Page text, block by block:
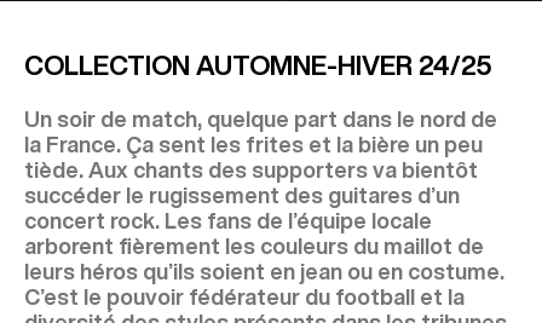
COLLECTION AUTOMNE-HIVER 24/25
Un soir de match, quelque part dans le nord de
la France. Ça sent les frites et la bière un peu
tiède. Aux chants des supporters va bientôt
succéder le rugissement des guitares d’un
concert rock. Les fans de l’équipe locale
arborent fièrement les couleurs du maillot de
leurs héros qu’ils soient en jean ou en costume.
C’est le pouvoir fédérateur du football et la